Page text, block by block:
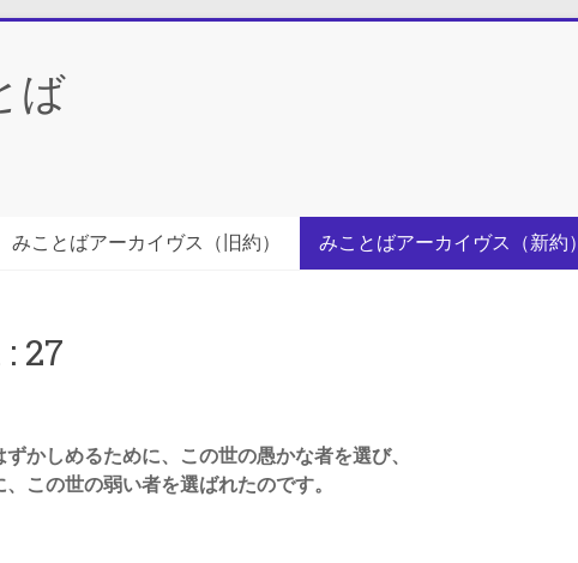
ば
みことばアーカイヴス（旧約） みことばアーカイヴス（新約）
27
かしめるために、この世の愚かな者を選び、
この世の弱い者を選ばれたのです。